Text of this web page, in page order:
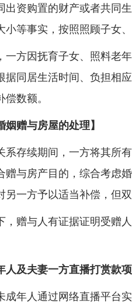
购置的财产或者共同生
小等事实，按照照顾子女
因抚育子女、照料老年
据同居生活时间、负担相
数额。
赠与房屋的处理】
续期间，一方将其所有
赠与房产目的，综合考虑
另一方予以适当补偿，但
与人有证据证明受赠人
及夫妻一方直播打赏款
人通过网络直播平台实